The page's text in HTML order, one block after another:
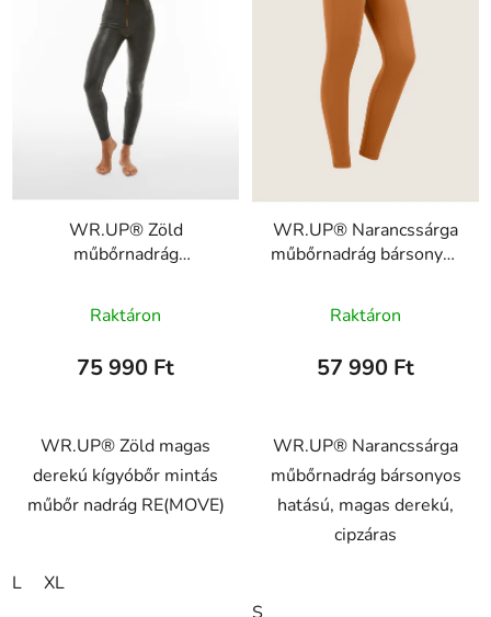
WR.UP® Zöld
műbőrnadrág
derékkal, superskinny
WRUP2HF330,
Raktáron
75 990 Ft
WR.UP® Zöld magas
derekú kígyóbőr mintás
műbőr nadrág RE(MOVE)
L XL
WR.UP® Narancssárga
műbőrnadrág bársonyos
WRUP2HF461, M107
Raktáron
57 990 Ft
WR.UP® Narancssárga
műbőrnadrág bársonyos
hatású, magas derekú,
cipzáras
S